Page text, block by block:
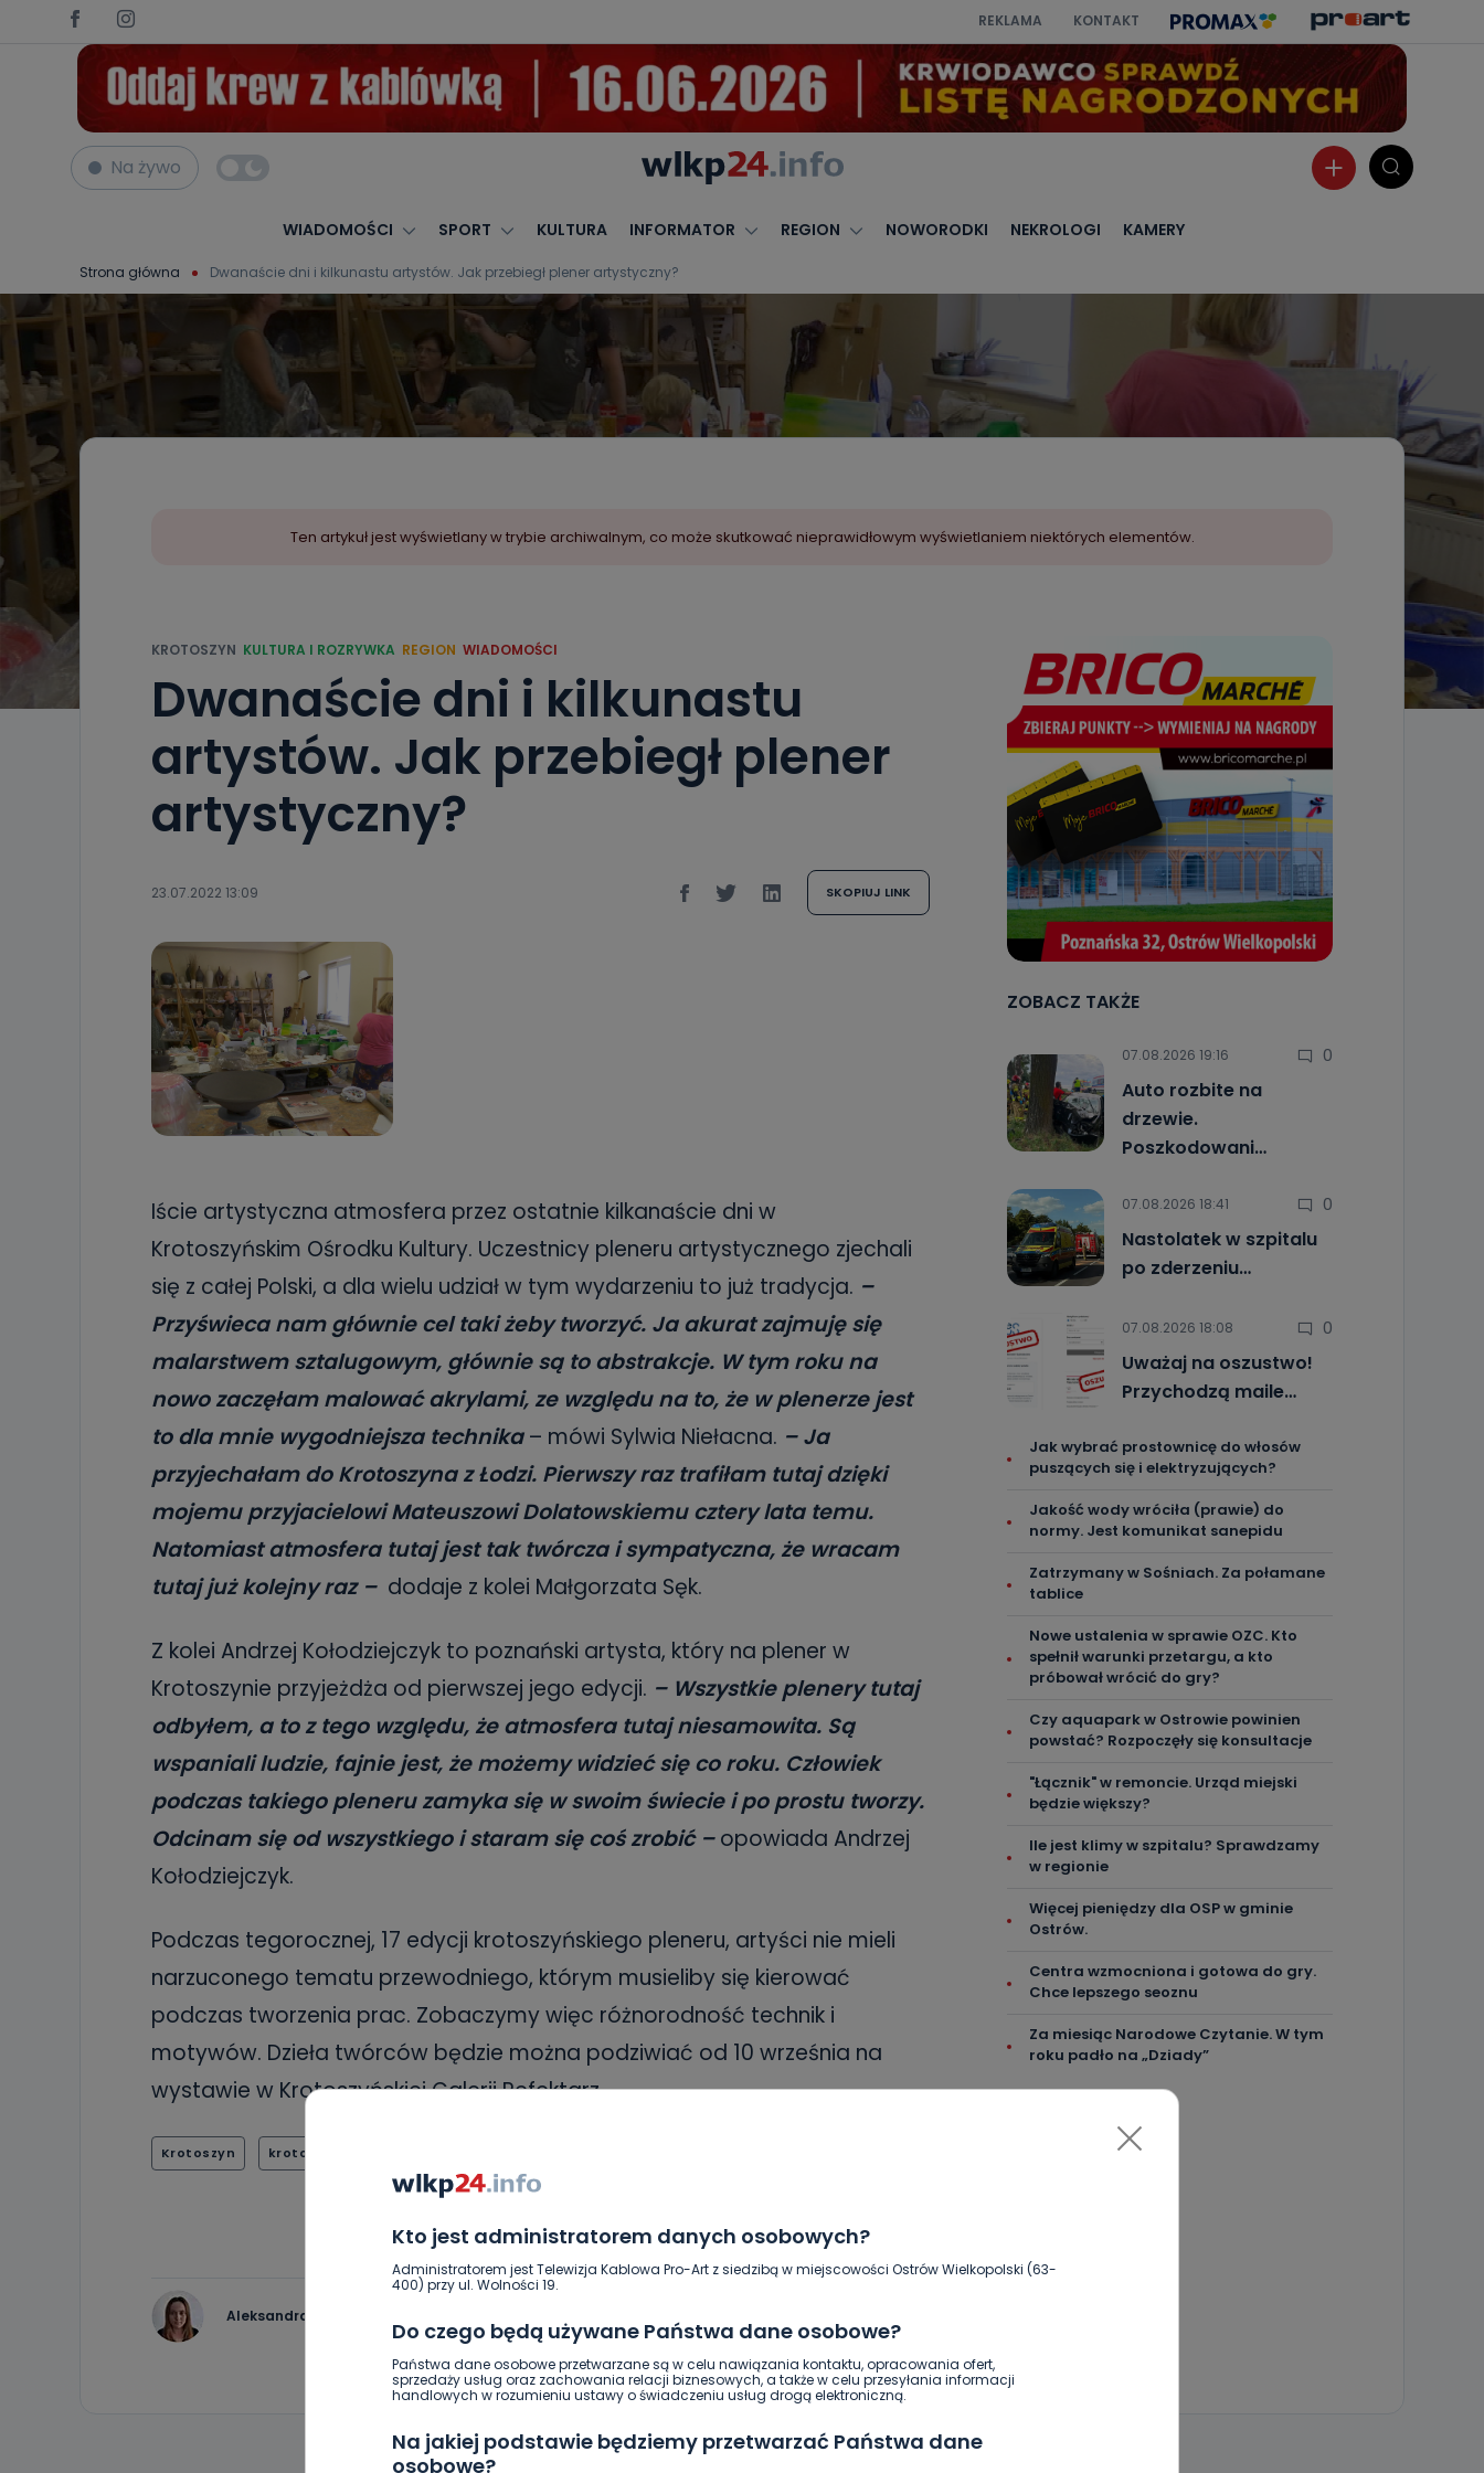
REKLAMA KONTAKT
Na żywo
WIADOMOŚCI SPORT KULTURA INFORMATOR REGION NOWORODKI NEKROLOGI KAMERY
Strona główna Dwanaście dni i kilkunastu artystów. Jak przebiegł plener artystyczny?
Kto jest administratorem danych osobowych?
Administratorem jest Telewizja Kablowa Pro-Art z siedzibą w miejscowości Ostrów Wielkopolski (63-
400) przy ul. Wolności 19.
Do czego będą używane Państwa dane osobowe?
Państwa dane osobowe przetwarzane są w celu nawiązania kontaktu, opracowania ofert,
sprzedaży usług oraz zachowania relacji biznesowych, a także w celu przesyłania informacji
handlowych w rozumieniu ustawy o świadczeniu usług drogą elektroniczną.
Na jakiej podstawie będziemy przetwarzać Państwa dane
osobowe?
Ten artykuł jest wyświetlany w trybie archiwalnym, co może skutkować nieprawidłowym wyświetlaniem niektórych elementów.
KROTOSZYN KULTURA I ROZRYWKA REGION WIADOMOŚCI
Dwanaście dni i kilkunastu
artystów. Jak przebiegł plener
artystyczny?
23.07.2022 13:09 SKOPIUJ LINK
Iście artystyczna atmosfera przez ostatnie kilkanaście dni w
Krotoszyńskim Ośrodku Kultury. Uczestnicy pleneru artystycznego zjechali
się z całej Polski, a dla wielu udział w tym wydarzeniu to już tradycja. –
Przyświeca nam głównie cel taki żeby tworzyć. Ja akurat zajmuję się
malarstwem sztalugowym, głównie są to abstrakcje. W tym roku na
nowo zaczęłam malować akrylami, ze względu na to, że w plenerze jest
to dla mnie wygodniejsza technika – mówi Sylwia Niełacna. – Ja
przyjechałam do Krotoszyna z Łodzi. Pierwszy raz trafiłam tutaj dzięki
mojemu przyjacielowi Mateuszowi Dolatowskiemu cztery lata temu.
Natomiast atmosfera tutaj jest tak twórcza i sympatyczna, że wracam
tutaj już kolejny raz – dodaje z kolei Małgorzata Sęk.
Z kolei Andrzej Kołodziejczyk to poznański artysta, który na plener w
Krotoszynie przyjeżdża od pierwszej jego edycji. – Wszystkie plenery tutaj
odbyłem, a to z tego względu, że atmosfera tutaj niesamowita. Są
wspaniali ludzie, fajnie jest, że możemy widzieć się co roku. Człowiek
podczas takiego pleneru zamyka się w swoim świecie i po prostu tworzy.
Odcinam się od wszystkiego i staram się coś zrobić – opowiada Andrzej
Kołodziejczyk.
Podczas tegorocznej, 17 edycji krotoszyńskiego pleneru, artyści nie mieli
narzuconego tematu przewodniego, którym musieliby się kierować
podczas tworzenia prac. Zobaczymy więc różnorodność technik i
motywów. Dzieła twórców będzie można podziwiać od 10 września na
wystawie w Krotoszyńskiej Galerii Refektarz
Krotoszyn krotoszyński ośrodek kultury
SKOPIUJ LINK
Aleksandra Barczak
ZOBACZ TAKŻE
07.08.2026 19:16 0
Auto rozbite na
drzewie.
Poszkodowani…
07.08.2026 18:41 0
Nastolatek w szpitalu
po zderzeniu…
07.08.2026 18:08 0
Uważaj na oszustwo!
Przychodzą maile…
Jak wybrać prostownicę do włosów
puszących się i elektryzujących?
Jakość wody wróciła (prawie) do
normy. Jest komunikat sanepidu
Zatrzymany w Sośniach. Za połamane
tablice
Nowe ustalenia w sprawie OZC. Kto
spełnił warunki przetargu, a kto
próbował wrócić do gry?
Czy aquapark w Ostrowie powinien
powstać? Rozpoczęły się konsultacje
"Łącznik" w remoncie. Urząd miejski
będzie większy?
Ile jest klimy w szpitalu? Sprawdzamy
w regionie
Więcej pieniędzy dla OSP w gminie
Ostrów.
Centra wzmocniona i gotowa do gry.
Chce lepszego seoznu
Za miesiąc Narodowe Czytanie. W tym
roku padło na „Dziady”